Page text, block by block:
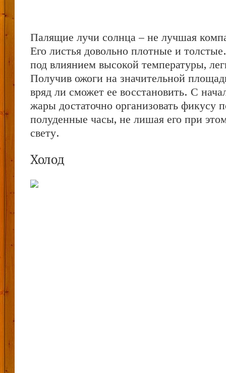
Палящие лучи солнца – не лучшая
Его листья довольно плотные и
под влиянием высокой температуры,
Получив ожоги на значительной
вряд ли сможет ее восстановить. С
жары достаточно организовать фикусу
полуденные часы, не лишая его при
свету.
Холод